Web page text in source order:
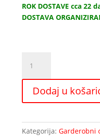
ROK DOSTAVE cca 22
DOSTAVA
ormarić
sivo
zeleni
dubine
količina
Dodaj u
Kategorija: Garderobni